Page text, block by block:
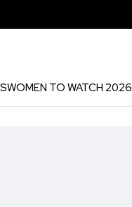
WOMEN TO WATCH 2026